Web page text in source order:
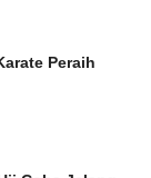
Peraih